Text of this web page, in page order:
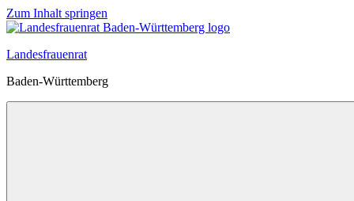
Zum Inhalt springen
Landesfrauenrat
Baden-Württemberg